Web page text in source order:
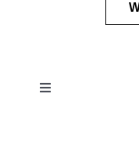
Toggle